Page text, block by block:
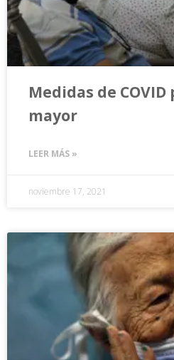
Medidas de
mayor
LEER MÁS »
noviembre 17, 2021